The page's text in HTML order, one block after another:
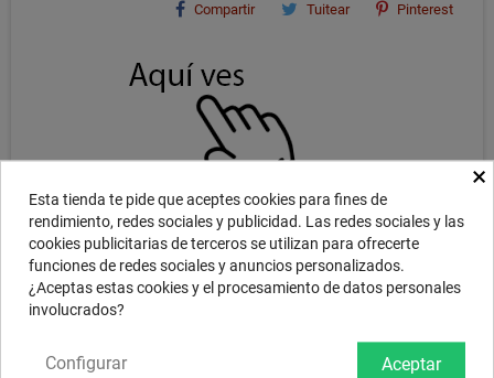
Compartir Tuitear Pinterest
DESCRIPCIÓN
Fast, punchy, bright and loud attack make the SABIAN 14" B8X Thin
×
Esta tienda te pide que aceptes cookies para fines de
rendimiento, redes sociales y publicidad. Las redes sociales y las
cookies publicitarias de terceros se utilizan para ofrecerte
funciones de redes sociales y anuncios personalizados.
¿Aceptas estas cookies y el procesamiento de datos personales
involucrados?
Aceptar
Configurar